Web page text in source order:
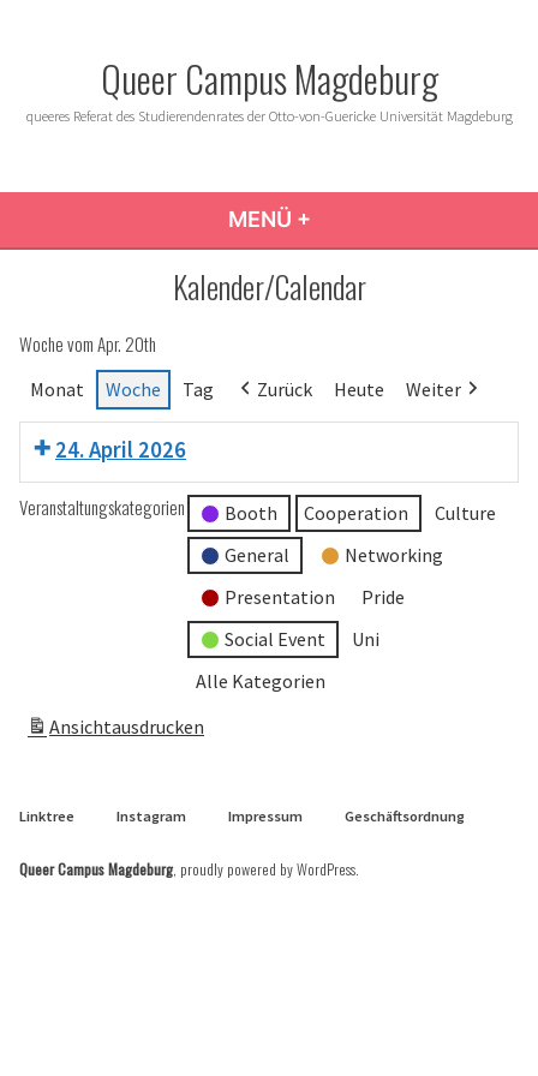
Queer Campus Magdeburg
queeres Referat des Studierendenrates der Otto-von-Guericke Universität Magdeburg
MENÜ +
Kalender/Calendar
Woche vom Apr. 20th
Monat Woche Tag Zurück Heute Weiter
24. April 2026
Veranstaltungskategorien Booth Cooperation
Culture
General
Networking
Presentation
Pride
Social Event
Uni
Alle Kategorien
Ansichtausdrucken
Linktree Instagram Impressum Geschäftsordnung
Queer Campus Magdeburg, proudly powered by WordPress.